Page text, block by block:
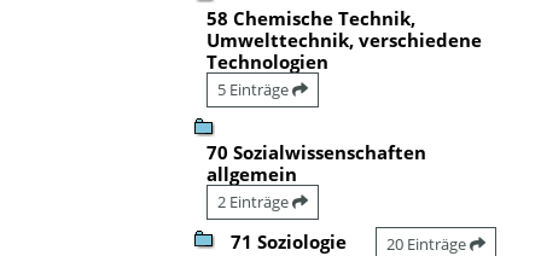
58 Chemische Technik,
Umwelttechnik, verschiedene
Technologien
5 Einträge
70 Sozialwissenschaften
allgemein
2 Einträge
71 Soziologie 20 Einträge